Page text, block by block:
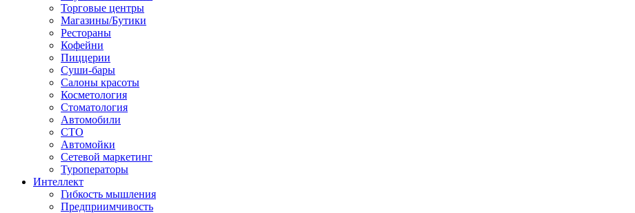
Торговые центры
Магазины/Бутики
Рестораны
Кофейни
Пиццерии
Суши-бары
Салоны красоты
Косметология
Стоматология
Автомобили
СТО
Автомойки
Сетевой маркетинг
Туроператоры
Интеллект
Гибкость мышления
Предприимчивость